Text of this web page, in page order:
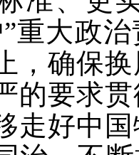
重大政
，确保
的要求
走好中